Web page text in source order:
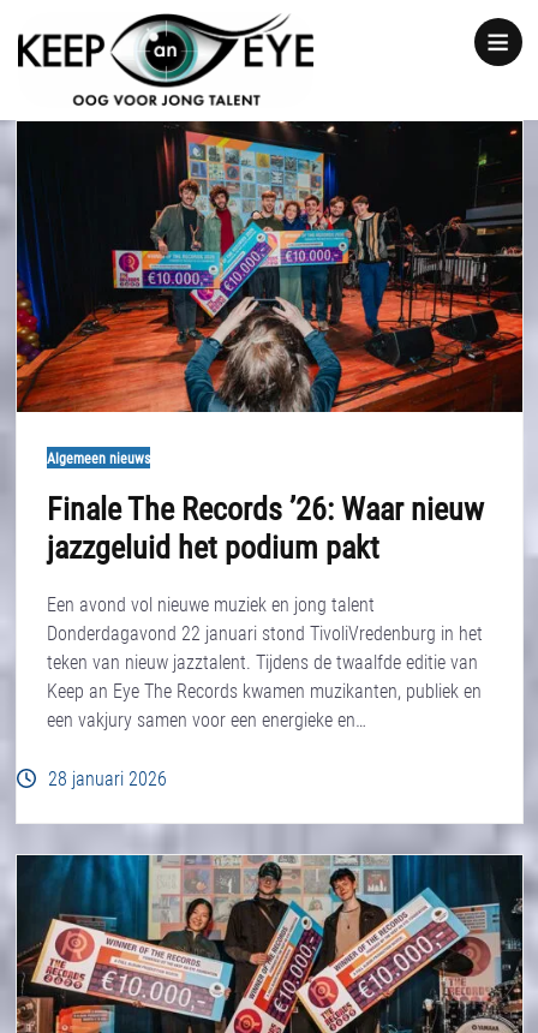
Show
notice
Algemeen nieuws
Finale The Records ’26: Waar nieuw
jazzgeluid het podium pakt
Een avond vol nieuwe muziek en jong talent
Donderdagavond 22 januari stond TivoliVredenburg in het
teken van nieuw jazztalent. Tijdens de twaalfde editie van
Keep an Eye The Records kwamen muzikanten, publiek en
een vakjury samen voor een energieke en…
28 januari 2026